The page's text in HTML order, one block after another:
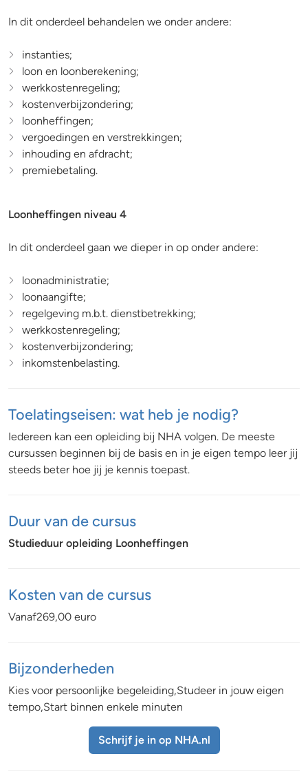
In dit onderdeel behandelen we onder andere:
instanties;
loon en loonberekening;
werkkostenregeling;
kostenverbijzondering;
loonheffingen;
vergoedingen en verstrekkingen;
inhouding en afdracht;
premiebetaling.
Loonheffingen niveau 4
In dit onderdeel gaan we dieper in op onder andere:
loonadministratie;
loonaangifte;
regelgeving m.b.t. dienstbetrekking;
werkkostenregeling;
kostenverbijzondering;
inkomstenbelasting.
Toelatingseisen: wat heb je nodig?
Iedereen kan een opleiding bij NHA volgen. De meeste
cursussen beginnen bij de basis en in je eigen tempo leer jij
steeds beter hoe jij je kennis toepast.
Duur van de cursus
Studieduur opleiding Loonheffingen
Kosten van de cursus
Vanaf269,00 euro
Bijzonderheden
Kies voor persoonlijke begeleiding,Studeer in jouw eigen
tempo,Start binnen enkele minuten
Schrijf je in op NHA.nl